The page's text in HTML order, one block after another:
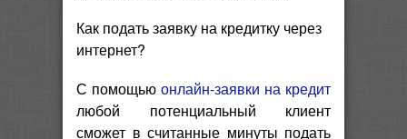
Как подать заявку на кредитку через
интернет?
С помощью онлайн-заявки на кредит
любой потенциальный клиент
сможет в считанные минуты подать